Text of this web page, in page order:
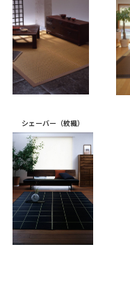
シェーバー（紋織）